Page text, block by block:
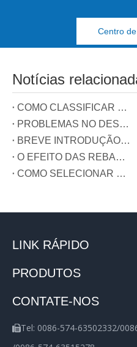
Centro
Notícias
COMO CLASSIFICAR BLOCOS TERMINAIS
PROBLEMAS NO DESENVOLVIMENTO DA INDÚSTRIA DE TERMINAIS NA CHINA
BREVE INTRODUÇÃO DE TERMINAIS DE TRILHO GUIA
O EFEITO DAS REBARAS NOS TERMINAIS
COMO SELECIONAR O TIPO DE TERMINAL?
LINK RÁPIDO
PRODUTOS
CONTATE-NOS
Tel: 0086-574-63502332/